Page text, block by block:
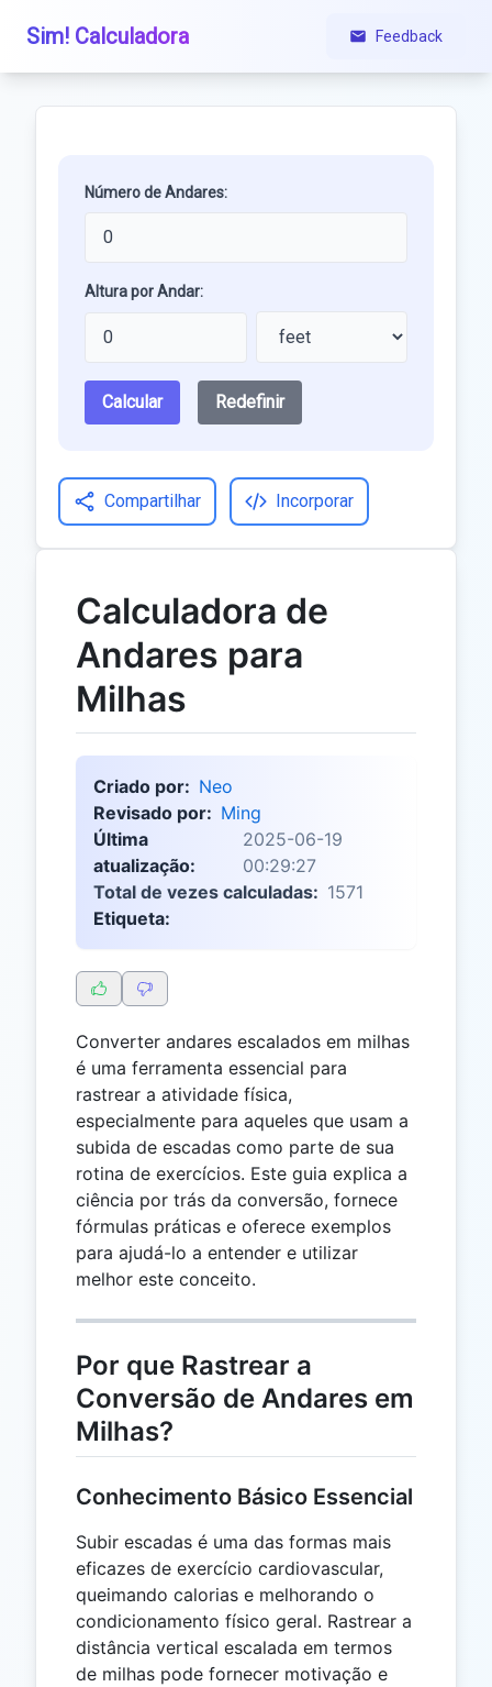
Sim! Calculadora Feedback
Número de Andares:
Altura por Andar:
Calcular Redefinir
Compartilhar Incorporar
Calculadora de
Andares para
Milhas
Criado por: Neo
Revisado por: Ming
Última
atualização:
2025-06-19
00:29:27
Total de vezes calculadas: 1571
Etiqueta:
Converter andares escalados em milhas
é uma ferramenta essencial para
rastrear a atividade física,
especialmente para aqueles que usam a
subida de escadas como parte de sua
rotina de exercícios. Este guia explica a
ciência por trás da conversão, fornece
fórmulas práticas e oferece exemplos
para ajudá-lo a entender e utilizar
melhor este conceito.
Por que Rastrear a
Conversão de Andares em
Milhas?
Conhecimento Básico Essencial
Subir escadas é uma das formas mais
eficazes de exercício cardiovascular,
queimando calorias e melhorando o
condicionamento físico geral. Rastrear a
distância vertical escalada em termos
de milhas pode fornecer motivação e